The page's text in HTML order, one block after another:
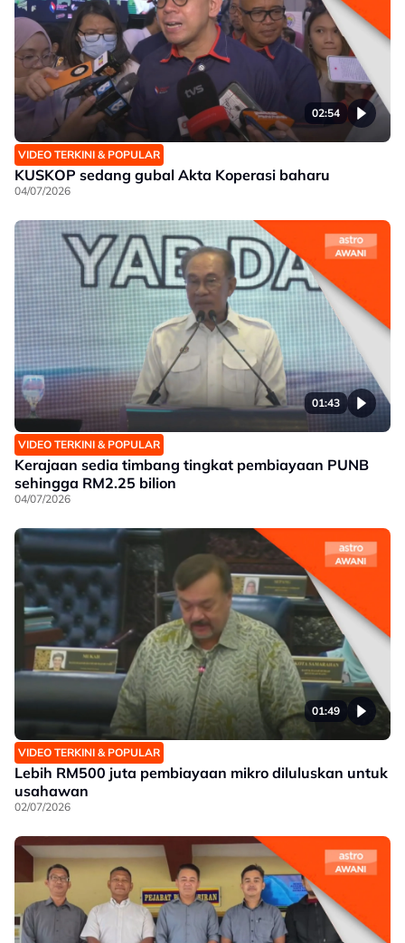
02:54
VIDEO TERKINI & POPULAR
KUSKOP sedang gubal Akta Koperasi baharu
04/07/2026
01:43
VIDEO TERKINI & POPULAR
Kerajaan sedia timbang tingkat pembiayaan PUNB
sehingga RM2.25 bilion
04/07/2026
01:49
VIDEO TERKINI & POPULAR
Lebih RM500 juta pembiayaan mikro diluluskan untuk
usahawan
02/07/2026